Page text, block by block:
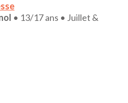
• 13/17 ans • Juillet &